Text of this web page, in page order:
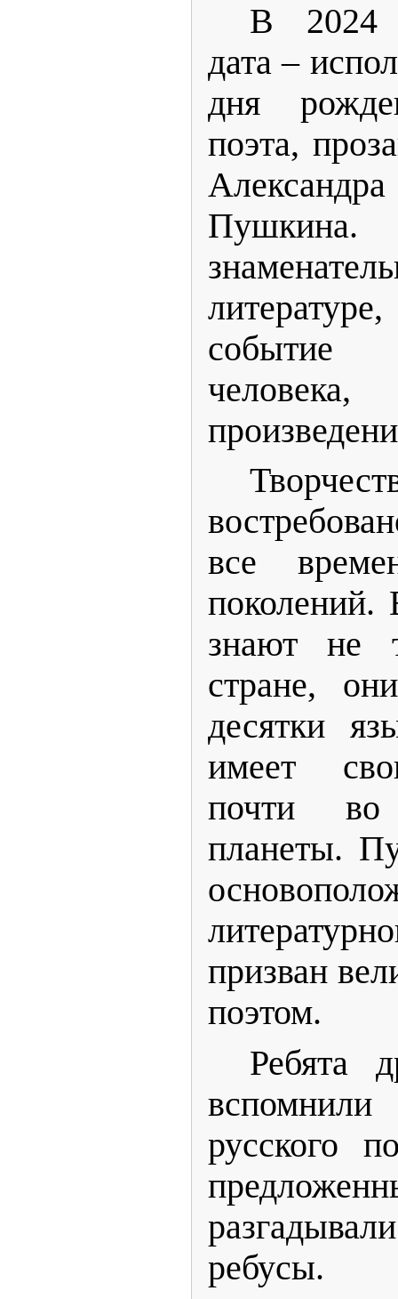
В 2024
дата –
дня
поэта,
Пушкина.
событие
все
поколений.
знают не
стране,
десятки
имеет
почти во
планеты.
призван
поэтом.
Ребята
вспомнили
русского